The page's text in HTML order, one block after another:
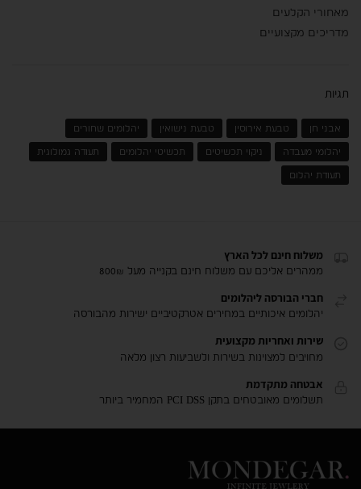
מאחורי הקלעים
מדריכים מקצועיים
תגיות
אבני חן טבעת אירוסין טבעת נישואין יהלומים שחורים
יהלומי מעבדה ניקוי תכשיטים תכשיטי יהלומים תעודה גמולוגית
תעודת יהלום
משלוח חינם לכל הארץ
ממהרים אליכם עם משלוח חינם בקנייה מעל 800₪
חברי הבורסה ליהלומים
יהלומים איכותיים במחירים אטרקטיביים ישירות מהבורסה
שירות ואחריות מקצועית
מחויבים למצוינות בשירות ולשביעות רצון מלאה
אבטחה מתקדמת
תשלומים מאובטחים בתקן PCI DSS המחמיר ביותר